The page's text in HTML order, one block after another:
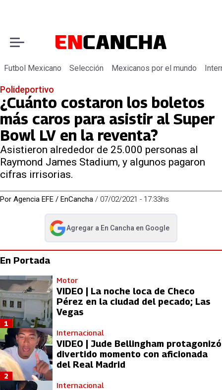
Futbol Mexicano Selección Mexicanos por el mundo
Polideportivo
¿Cuánto costaron los boletos
más caros para asistir al Super
Bowl LV en la reventa?
Asistieron alrededor de 25.000 personas al
Raymond James Stadium, y algunos pagaron
cifras irrisorias.
Por Agencia EFE / EnCancha / 07/02/2021 - 17:33hs
Agregar a En Cancha en Google
abre en nueva pestaña
En Portada
Motor
VIDEO | La noche loca de Checo
Pérez en la ciudad del pecado; Las
Vegas
1
Internacional
VIDEO | Jude Bellingham protagonizó
divertido momento con aficionada
del Real Madrid
2
Internacional